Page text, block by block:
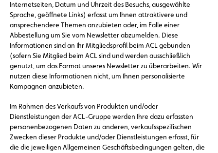
Internetseiten, Datum und Uhrzeit des Besuchs, ausgewählte
Sprache, geöffnete Links) erfasst um Ihnen attraktivere und
ansprechendere Themen anzubieten oder, im Falle einer
Abbestellung um Sie vom Newsletter abzumelden. Diese
Informationen sind an Ihr Mitgliedsprofil beim ACL gebunden
(sofern Sie Mitglied beim ACL sind und werden ausschließlich
genutzt, um das Format unseres Newsletter zu überarbeiten. Wir
nutzen diese Informationen nicht, um Ihnen personalisierte
Kampagnen anzubieten.
Im Rahmen des Verkaufs von Produkten und/oder
Dienstleistungen der ACL-Gruppe werden Ihre dazu erfassten
personenbezogenen Daten zu anderen, verkaufsspezifischen
Zwecken dieser Produkte und/oder Dienstleistungen erfasst, für
die die jeweiligen Allgemeinen Geschäftsbedingungen gelten, die